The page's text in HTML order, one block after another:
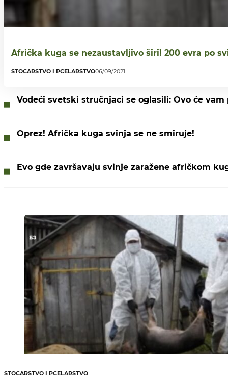
Afrička kuga se nezaustavljivo širi! 200 evra po
STOČARSTVO I PČELARSTVO06/09/2021
Vodeći svetski stručnjaci se oglasili: Ovo će
Oprez! Afrička kuga svinja se ne smiruje!
Evo gde završavaju svinje zaražene afričkom
STOČARSTVO I PČELARSTVO